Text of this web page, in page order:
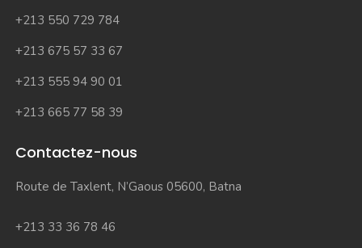
+213 550 729 784
+213 675 57 33 67
+213 555 94 90 01
+213 665 77 58 39
Contactez-nous
Route de Taxlent, N’Gaous 05600, Batna
+213 33 36 78 46